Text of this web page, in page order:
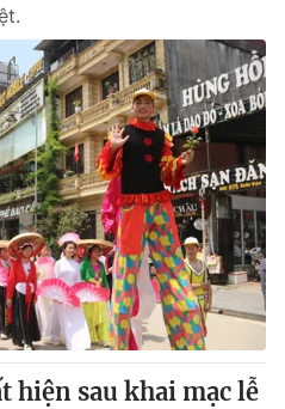
hiện sau khai mạc lễ